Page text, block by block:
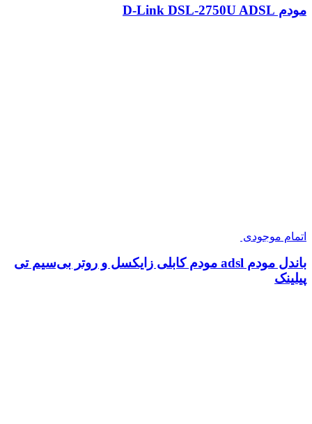
مودم D-Link DSL-2750U ADSL
اتمام موجودی
باندل مودم adsl مودم کابلی زایکسل و روتر بی‌سیم تی
پیلینک